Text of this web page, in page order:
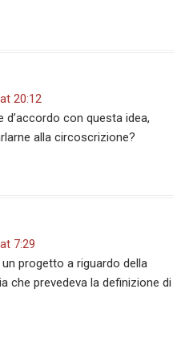
20:12
con questa idea,
alla circoscrizione?
7:29
progetto a riguardo della
che prevedeva la definizione di